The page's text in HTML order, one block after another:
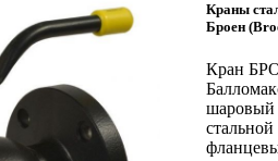
Краны
Броен
Кран
шаровый
стальной